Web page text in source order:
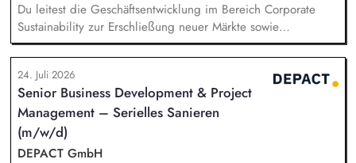
Du leitest die Geschäftsentwicklung im Bereich Corporate
Sustainability zur Erschließung neuer Märkte sowie
Entwicklung von Geschäftsmodellen. Dabei arbeitest du eng
mit einem bestehenden Team zusammen und entwickelst
dieses gemeinsam mit erfahrenen Projektleiter*innen weiter.
Zu Deinen Aufgaben gehören vor allem:
Strategieentwicklung: Entwurf und Umsetzung von
Wachstumsstrategie und Geschäftsmodellen, Trendanalysen:
Frühzeitige Identifikation von Branchen- und
24. Juli 2026
Senior Business Development & Project
Management – Serielles Sanieren
(m/w/d)
DEPACT GmbH